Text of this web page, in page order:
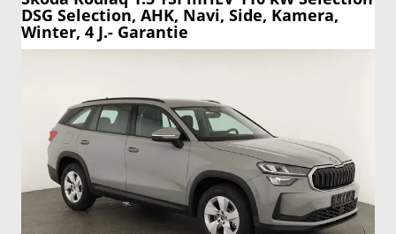
DSG Selection, AHK, Navi, Side, Kamera,
Winter, 4 J.- Garantie